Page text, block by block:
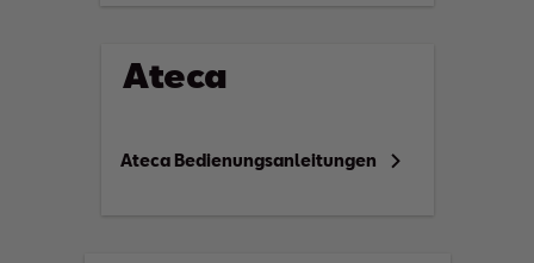
Ateca
Ateca Bedienungsanleitungen